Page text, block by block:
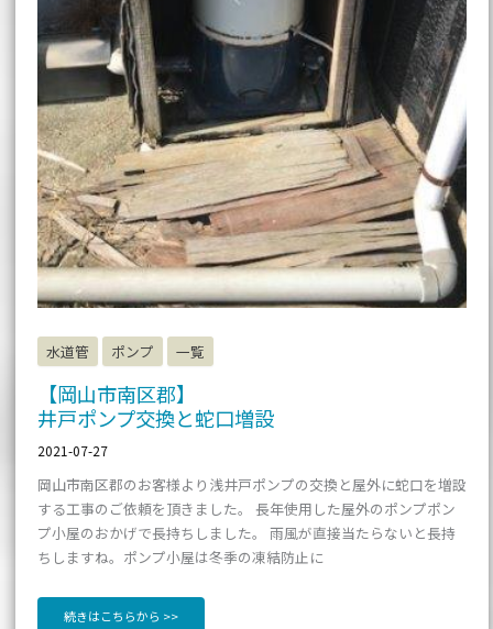
水道管 ポンプ 一覧
【岡山市南区郡】
井戸ポンプ交換と蛇口増設
2021-07-27
岡山市南区郡のお客様より浅井戸ポンプの交換と屋外に蛇口を増設
する工事のご依頼を頂きました。 長年使用した屋外のポンプポン
プ小屋のおかげで長持ちしました。 雨風が直接当たらないと長持
ちしますね。ポンプ小屋は冬季の凍結防止に
続きはこちらから >>